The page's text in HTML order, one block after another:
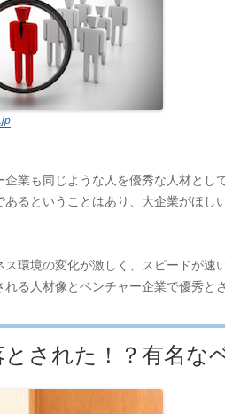
企業も同じような人を優秀な人材と
あるということはあり、大企業がほ
ス環境の変化が激しく、スピードが
れる人材像とベンチャー企業で優秀と
とされた！？有名な